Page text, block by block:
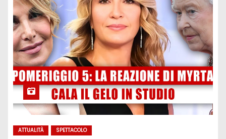
ATTUALITÀ SPETTACOLO